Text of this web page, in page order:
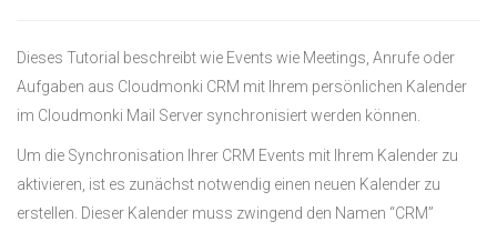
Dieses Tutorial beschreibt wie Events wie Meetings, Anrufe oder
Aufgaben aus Cloudmonki CRM mit Ihrem persönlichen Kalender
im Cloudmonki Mail Server synchronisiert werden können.
Um die Synchronisation Ihrer CRM Events mit Ihrem Kalender zu
aktivieren, ist es zunächst notwendig einen neuen Kalender zu
erstellen. Dieser Kalender muss zwingend den Namen “CRM”